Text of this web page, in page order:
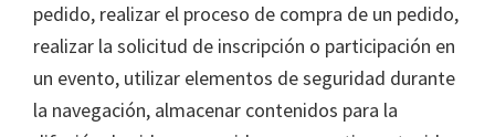
pedido, realizar el proceso de compra de un pedido,
realizar la solicitud de inscripción o participación en
un evento, utilizar elementos de seguridad durante
la navegación, almacenar contenidos para la